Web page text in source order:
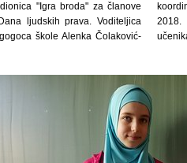
"Igra broda" za članove
ljudskih prava. Voditeljica
škole Alenka Čolaković-
2018.